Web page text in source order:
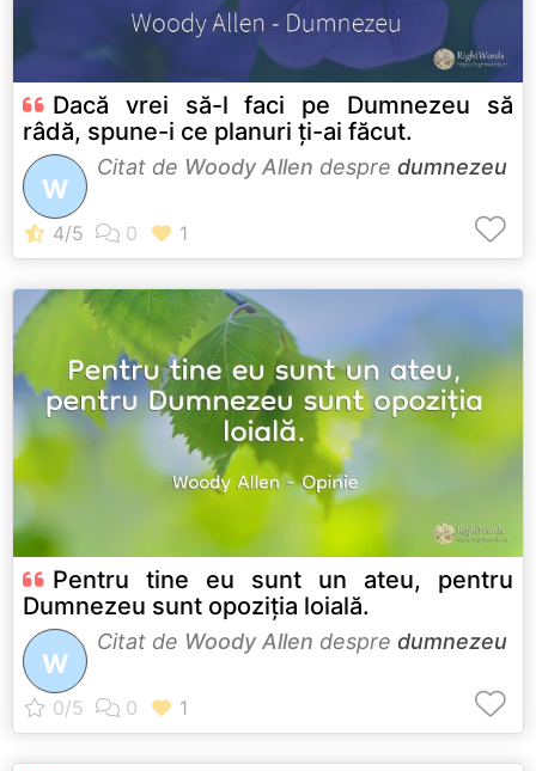
Dacă vrei să-l faci pe Dumnezeu să
râdă, spune-i ce planuri ți-ai făcut.
W
Citat de Woody Allen despre dumnezeu
Pentru tine eu sunt un ateu, pentru
Dumnezeu sunt opoziția loială.
W
Citat de Woody Allen despre dumnezeu